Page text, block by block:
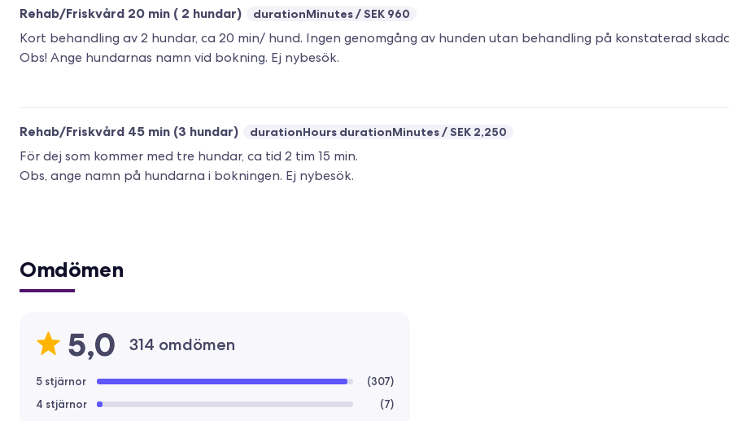
Rehab/Friskvård 20 min ( 2 hundar) durationMinutes SEK 960
Kort behandling av 2 hundar, ca 20 min/ hund. Ingen genomgång av hunden utan behandling på konstaterad
Obs! Ange hundarnas namn vid bokning. Ej nybesök.
Rehab/Friskvård 45 min (3 hundar) durationHours durationMinutes SEK 2,250
För dej som kommer med tre hundar, ca tid 2 tim 15 min.
Obs, ange namn på hundarna i bokningen. Ej nybesök.
Omdömen
5,0 314 omdömen
5 stjärnor (307)
4 stjärnor
(7)